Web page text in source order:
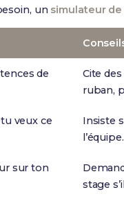
un simulateur
de
Cite
ruban,
veux ce
Insiste
l’équipe.
sur ton
stage